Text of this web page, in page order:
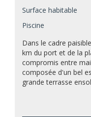
Surface habitable
Piscine
Dans le cadre
km du port et de la
compromis entre
composée d'un bel
grande terrasse